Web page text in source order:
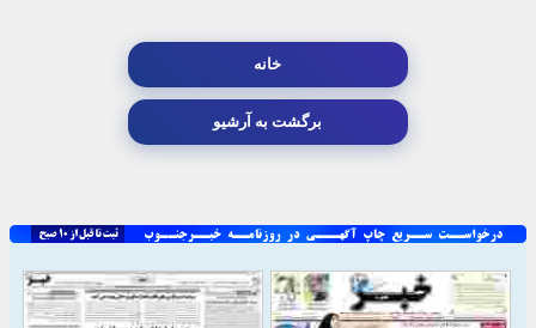
خانه
برگشت به آرشیو